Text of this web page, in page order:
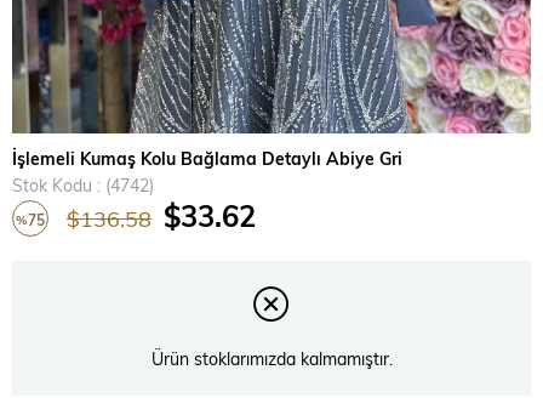
İşlemeli Kumaş Kolu Bağlama Detaylı Abiye Gri
Stok Kodu
(4742)
%75 $136.58 $33.62
Ürün stoklarımızda kalmamıştır.